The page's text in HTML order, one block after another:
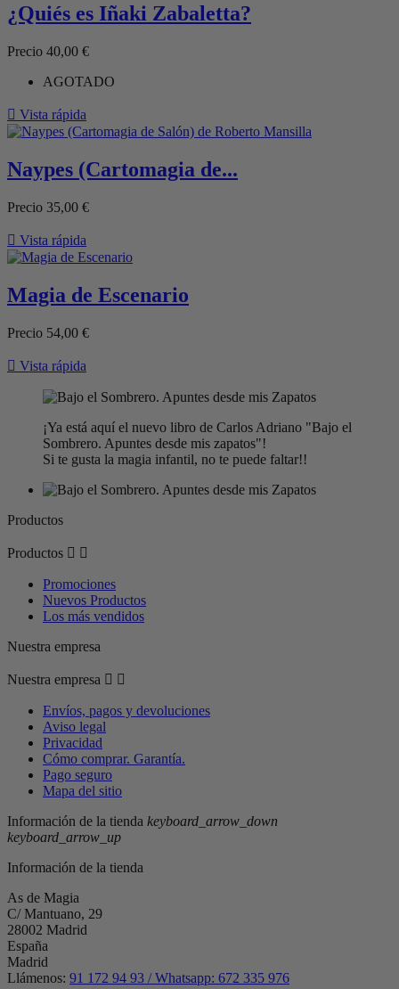
¿Quiés es Iñaki Zabaletta?
Precio 40,00 €
AGOTADO
 Vista rápida
Naypes (Cartomagia de...
Precio 35,00 €
 Vista rápida
Magia de Escenario
Precio 54,00 €
 Vista rápida
¡Ya está aquí el nuevo libro de Carlos Adriano "Bajo el
Sombrero. Apuntes desde mis zapatos"!
Si te gusta la magia infantil, no te puede faltar!!
Productos
Productos  
Promociones
Nuevos Productos
Los más vendidos
Nuestra empresa
Nuestra empresa  
Envíos, pagos y devoluciones
Aviso legal
Privacidad
Cómo comprar. Garantía.
Pago seguro
Mapa del sitio
Información de la tienda keyboard_arrow_down
keyboard_arrow_up
Información de la tienda
As de Magia
C/ Mantuano, 29
28002 Madrid
España
Madrid
Llámenos: 91 172 94 93 / Whatsapp: 672 335 976